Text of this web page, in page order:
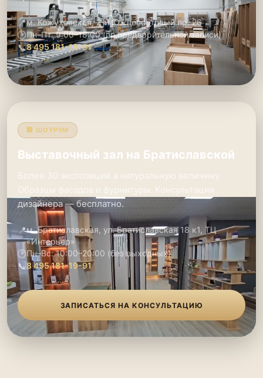
📍м. Кожуховская, 2-й Южнопортовый пр. 26
🕑Пн–Пт: 9:00–18:00 (по предварительной записи)
📞8 495 181-19-91
🏢 ШОУРУМ
Выставочный зал на Братиславской
Более 30 экспозиций в натуральную величину.
Образцы фасадов и фурнитуры. Консультация
дизайнера — бесплатно.
📍м. Братиславская, ул. Братиславская 18 к1, ТЦ
«Интерьер»
🕑Пн–Вс: 10:00–20:00 (без выходных)
📞8 495 181-19-91
ЗАПИСАТЬСЯ НА КОНСУЛЬТАЦИЮ